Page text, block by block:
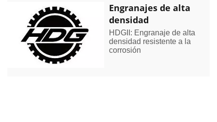
Engranajes de alta
densidad
HDGII: Engranaje de alta
densidad resistente a la
corrosión